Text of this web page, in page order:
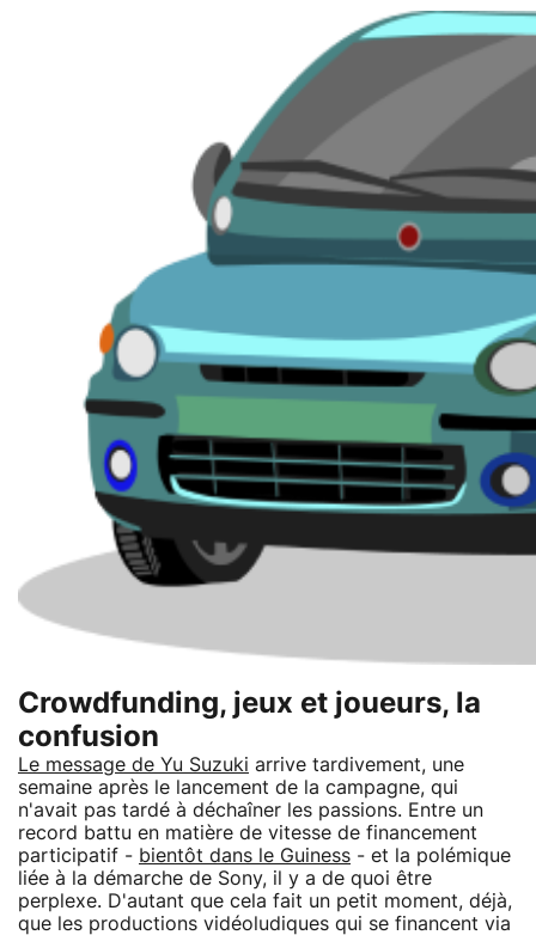
Crowdfunding, jeux et joueurs, la
confusion
Le message de Yu Suzuki arrive tardivement, une
semaine après le lancement de la campagne, qui
n'avait pas tardé à déchaîner les passions. Entre un
record battu en matière de vitesse de financement
participatif - bientôt dans le Guiness - et la polémique
liée à la démarche de Sony, il y a de quoi être
perplexe. D'autant que cela fait un petit moment, déjà,
que les productions vidéoludiques qui se financent via